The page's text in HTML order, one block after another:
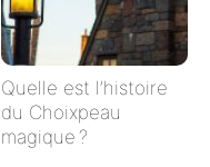
Quelle est l’histoire
du Choixpeau
magique ?